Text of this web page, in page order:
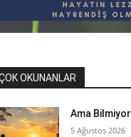
OKUNANLAR
Ama
5 Ağustos 2026